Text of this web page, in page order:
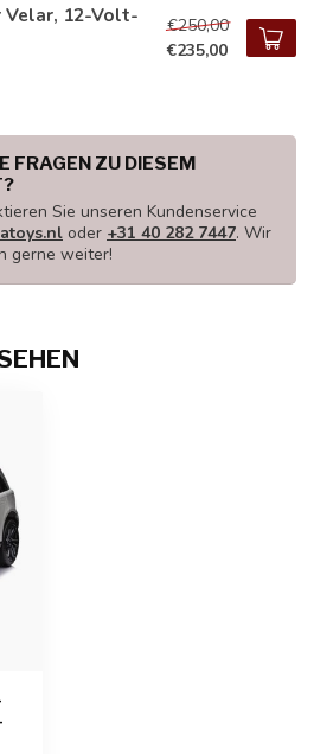
Velar, 12-Volt-
€250,00
€235,00
FRAGEN ZU DIESEM
Sie unseren Kundenservice
oder +31 40 282 7447. Wir
gerne weiter!